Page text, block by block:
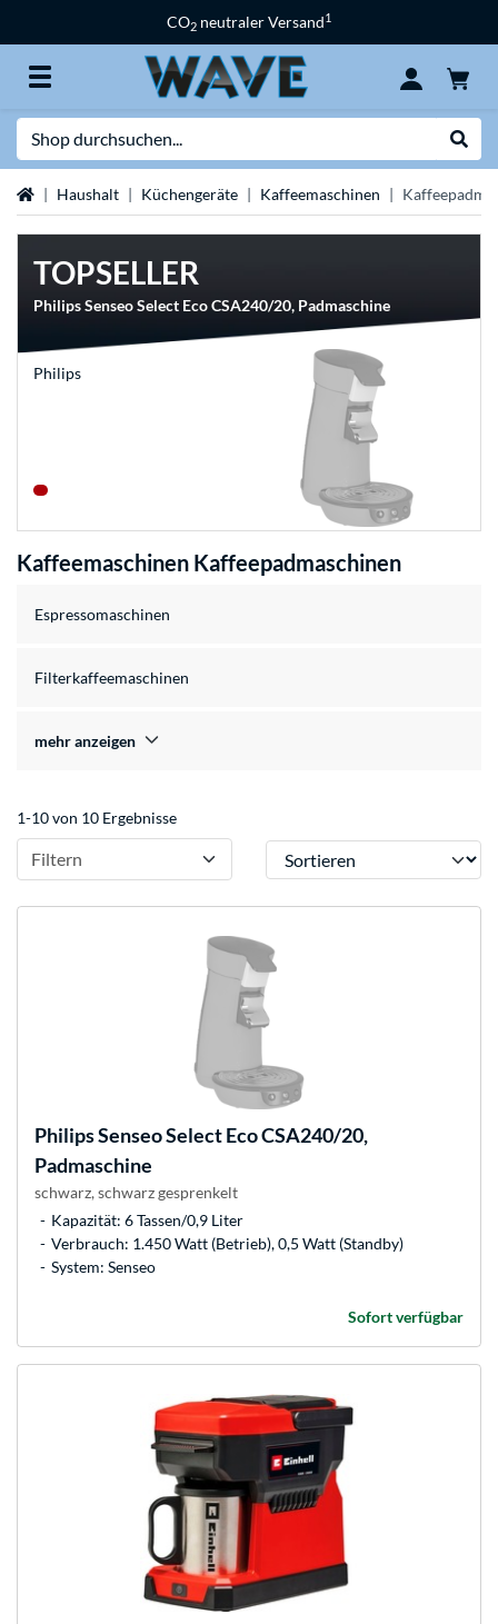
CO2 neutraler Versand1
StartseiteHaushalt Küchengeräte Kaffeemaschinen
TOPSELLER
Philips Senseo Select Eco CSA240/20, Padmaschine
Philips
Kaffeemaschinen Kaffeepadmaschinen
Espressomaschinen
Filterkaffeemaschinen
mehr anzeigen
1-10 von 10 Ergebnisse
Filtern Sortieren
PhilipsSenseo Select Eco CSA240/20,
Padmaschine
schwarz, schwarz gesprenkelt
Kapazität: 6 Tassen/0,9 Liter
Verbrauch: 1.450 Watt (Betrieb), 0,5 Watt (Standby)
System: Senseo
Sofort verfügbar